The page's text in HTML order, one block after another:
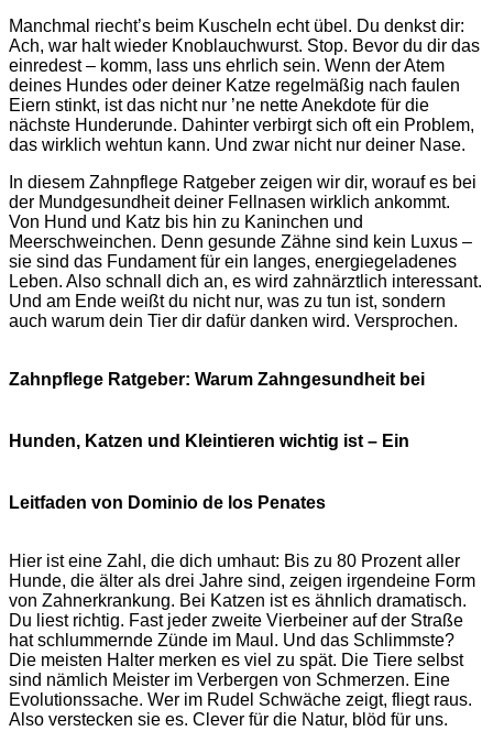
Manchmal riecht’s beim Kuscheln echt übel. Du denkst dir:
Ach, war halt wieder Knoblauchwurst. Stop. Bevor du dir das
einredest – komm, lass uns ehrlich sein. Wenn der Atem
deines Hundes oder deiner Katze regelmäßig nach faulen
Eiern stinkt, ist das nicht nur ’ne nette Anekdote für die
nächste Hunderunde. Dahinter verbirgt sich oft ein Problem,
das wirklich wehtun kann. Und zwar nicht nur deiner Nase.
In diesem Zahnpflege Ratgeber zeigen wir dir, worauf es bei
der Mundgesundheit deiner Fellnasen wirklich ankommt.
Von Hund und Katz bis hin zu Kaninchen und
Meerschweinchen. Denn gesunde Zähne sind kein Luxus –
sie sind das Fundament für ein langes, energiegeladenes
Leben. Also schnall dich an, es wird zahnärztlich interessant.
Und am Ende weißt du nicht nur, was zu tun ist, sondern
auch warum dein Tier dir dafür danken wird. Versprochen.
Zahnpflege Ratgeber: Warum Zahngesundheit bei
Hunden, Katzen und Kleintieren wichtig ist – Ein
Leitfaden von Dominio de los Penates
Hier ist eine Zahl, die dich umhaut: Bis zu 80 Prozent aller
Hunde, die älter als drei Jahre sind, zeigen irgendeine Form
von Zahnerkrankung. Bei Katzen ist es ähnlich dramatisch.
Du liest richtig. Fast jeder zweite Vierbeiner auf der Straße
hat schlummernde Zünde im Maul. Und das Schlimmste?
Die meisten Halter merken es viel zu spät. Die Tiere selbst
sind nämlich Meister im Verbergen von Schmerzen. Eine
Evolutionssache. Wer im Rudel Schwäche zeigt, fliegt raus.
Also verstecken sie es. Clever für die Natur, blöd für uns.